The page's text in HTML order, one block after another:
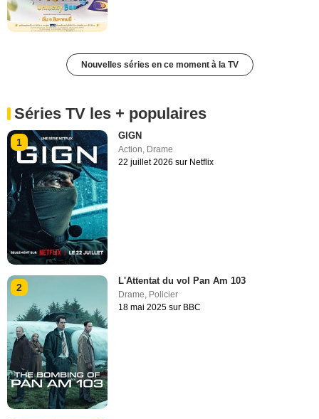
Nouvelles séries en ce moment à la TV
Séries TV les + populaires
1
GIGN
Action, Drame
22 juillet 2026 sur Netflix
2
L'Attentat du vol Pan Am 103
Drame Policier
18 mai 2025 sur BBC